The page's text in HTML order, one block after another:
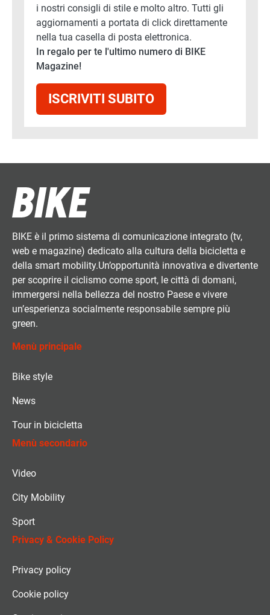
i nostri consigli di stile e molto altro. Tutti gli
aggiornamenti a portata di click direttamente
nella tua casella di posta elettronica.
In regalo per te l'ultimo numero di BIKE
Magazine!
ISCRIVITI SUBITO
BIKE è il primo sistema di comunicazione integrato (tv,
web e magazine) dedicato alla cultura della bicicletta e
della smart mobility.Un’opportunità innovativa e divertente
per scoprire il ciclismo come sport, le città di domani,
immergersi nella bellezza del nostro Paese e vivere
un’esperienza socialmente responsabile sempre più
green.
Menù principale
Bike style
News
Tour in bicicletta
Menù secondario
Video
City Mobility
Sport
Privacy & Cookie Policy
Privacy policy
Cookie policy